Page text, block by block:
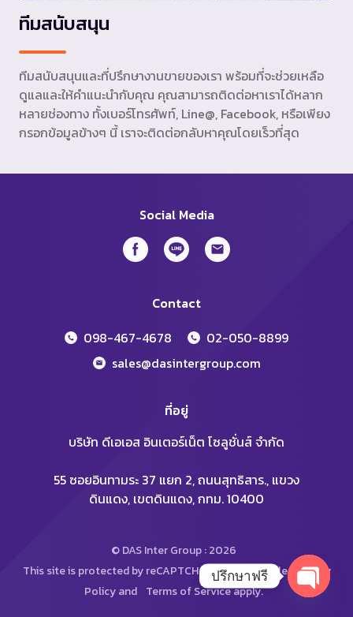
ทีมสนับสนุน
ทีมสนับสนุนและที่ปรึกษางานขายของเรา พร้อมที่จะช่วยเหลือ
ดูแลและให้คำแนะนำกับคุณ คุณสามารถติดต่อหาเราได้หลาก
หลายช่องทาง ทั้งเบอร์โทรศัพท์, Line@, Facebook, หรือเพียง
กรอกข้อมูลข้างๆ นี้ เราจะติดต่อกลับหาคุณโดยเร็วที่สุด
Social Media
Contact
098-467-4678
02-050-8899
sales@dasintergroup.com
ที่อยู่
บริษัท ดีเอเอส อินเตอร์เน็ต โซลูชั่นส์ จำกัด
55 ซอยอินทามระ 37 แยก 2, ถนนสุทธิสาร., แขวง
ดินแดง, เขตดินแดง, กทม. 10400
© DAS Inter Group : 2026
This site is protected by reCAPTCHA and the Google Privacy
Policyand Terms of Serviceapply.
ปรึกษาฟรี